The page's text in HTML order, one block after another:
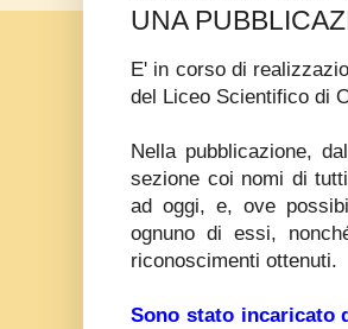
UNA
E' in corso di
del Liceo Scientifico di
Nella pubblicazione,
sezione coi nomi di
ad oggi, e, ove
ognuno di essi,
riconoscimenti ottenuti.
Sono stato incaricato